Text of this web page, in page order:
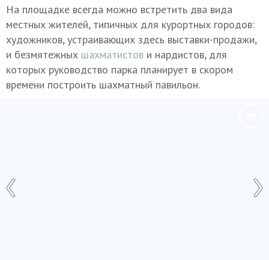
На площадке всегда можно встретить два вида
местных жителей, типичных для курортных городов:
художников, устраивающих здесь выставки-продажи,
и безмятежных шахматистов и нардистов, для
которых руководство парка планирует в скором
времени построить шахматный павильон.